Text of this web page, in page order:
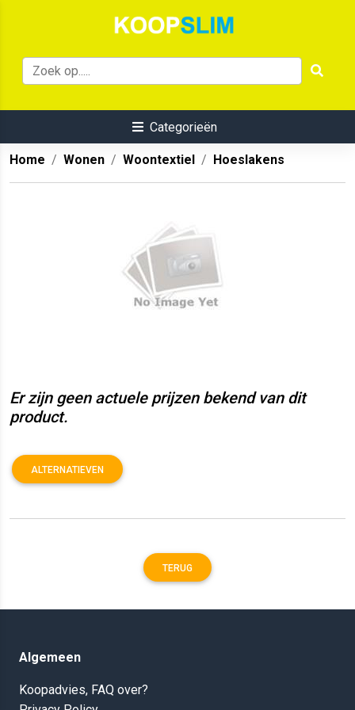
Categorieën
Home Wonen Woontextiel Hoeslakens
Er zijn geen actuele prijzen bekend van dit
product.
ALTERNATIEVEN
TERUG
Algemeen
Koopadvies, FAQ over?